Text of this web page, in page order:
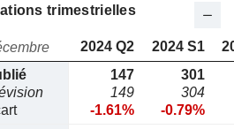
trimestrielles
2024 Q2 2024 S1
147
149
-1.61%
301
304
-0.79%